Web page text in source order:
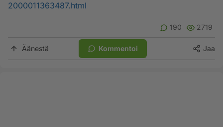
2000011363487.html
190 2719
Äänestä Kommentoi Jaa